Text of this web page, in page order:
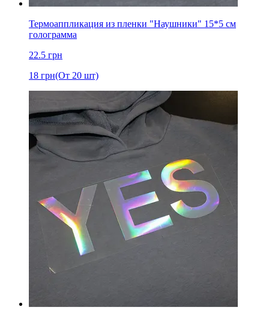
Термоаппликация из пленки "Наушники" 15*5 см
голограмма
22.5 грн
18 грн(От 20 шт)